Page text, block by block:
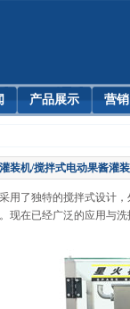
产品展示 营
装机/搅拌式电动果酱灌
用了独特的搅拌式设计
现在已经广泛的应用与